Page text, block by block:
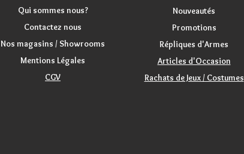
Qui sommes nous?
Contactez nous
Nos magasins / Showrooms
Mentions Légales
CGV
Nouveautés
Promotions
Répliques d'Armes
Articles d'Occasion
Rachats de Jeux / Costumes